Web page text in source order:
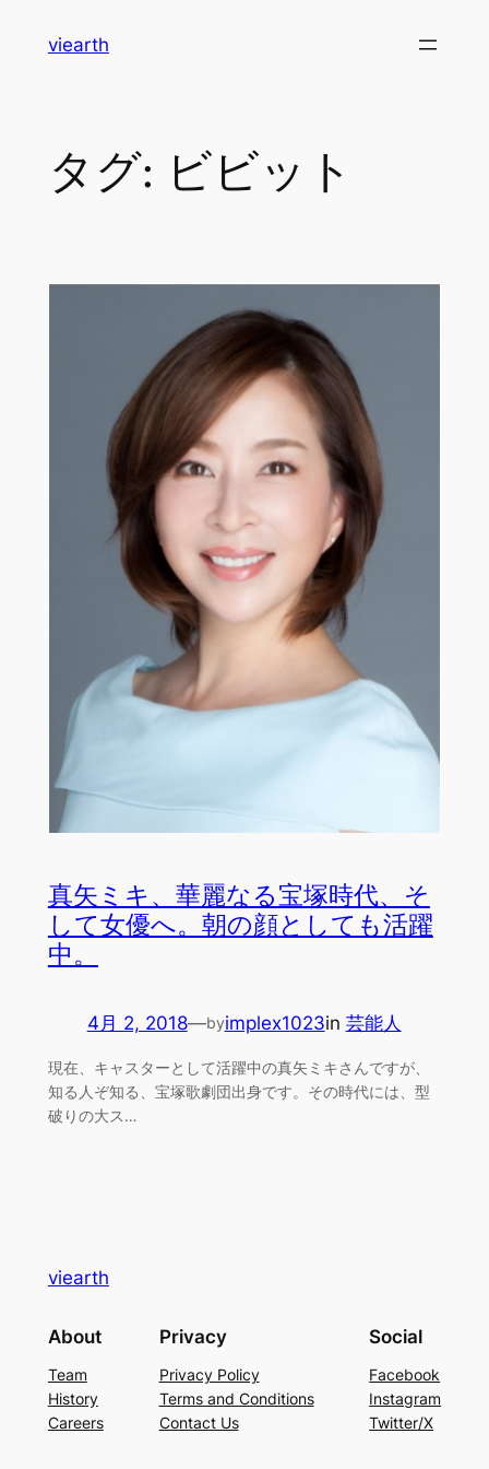
viearth
タグ: ビビット
真矢ミキ、華麗なる宝塚時代、そ
して女優へ。朝の顔としても活躍
中。
4月 2, 2018—byimplex1023in 芸能人
現在、キャスターとして活躍中の真矢ミキさんですが、
知る人ぞ知る、宝塚歌劇団出身です。その時代には、型
破りの大ス…
viearth
About
Team
History
Careers
Privacy
Privacy Policy
Terms and Conditions
Contact Us
Social
Facebook
Instagram
Twitter/X